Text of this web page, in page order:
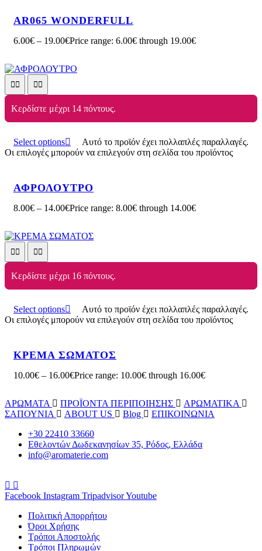
AR065 WONDERFULL
6.00€ – 19.00€Price range: 6.00€ through 19.00€
Κερδίστε μέχρι 14 πόντους.
Select options
Αυτό το προϊόν έχει πολλαπλές παραλλαγές.
Οι επιλογές μπορούν να επιλεγούν στη σελίδα του προϊόντος
ΑΦΡΟΛΟΥΤΡΟ
8.00€ – 14.00€Price range: 8.00€ through 14.00€
Κερδίστε μέχρι 16 πόντους.
Select options
Αυτό το προϊόν έχει πολλαπλές παραλλαγές.
Οι επιλογές μπορούν να επιλεγούν στη σελίδα του προϊόντος
ΚΡΕΜΑ ΣΩΜΑΤΟΣ
10.00€ – 16.00€Price range: 10.00€ through 16.00€
ΑΡΩΜΑΤΑ ΠΡΟΪΟΝΤΑ ΠΕΡΙΠΟΙΗΣΗΣ
ΑΡΩΜΑΤΙΚΑ
ΣΑΠΟΥΝΙΑ
ABOUT US Blog
ΕΠΙΚΟΙΝΩΝΙΑ
+30 22410 33660
Εθελοντών Δωδεκανησίων 35, Ρόδος, Ελλάδα
info@aromaterie.com
Facebook Instagram TripadvisorYoutube
Πολιτική Απορρήτου
Όροι Χρήσης
Τρόποι Αποστολής
Τρόποι Πληρωμών